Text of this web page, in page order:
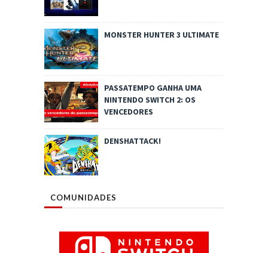
MONSTER HUNTER 3 ULTIMATE
PASSATEMPO GANHA UMA
NINTENDO SWITCH 2: OS
VENCEDORES
DENSHATTACK!
COMUNIDADES